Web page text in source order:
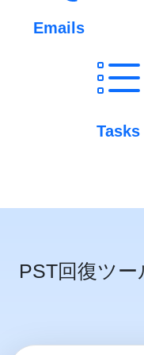
Emails
Tasks
PST回復ツ